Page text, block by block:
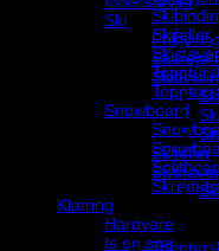
Skifeller
Skistaver
Snowboard
Klatring
Hardvare
Is og snø
Ski
Skifeller
Skistaver